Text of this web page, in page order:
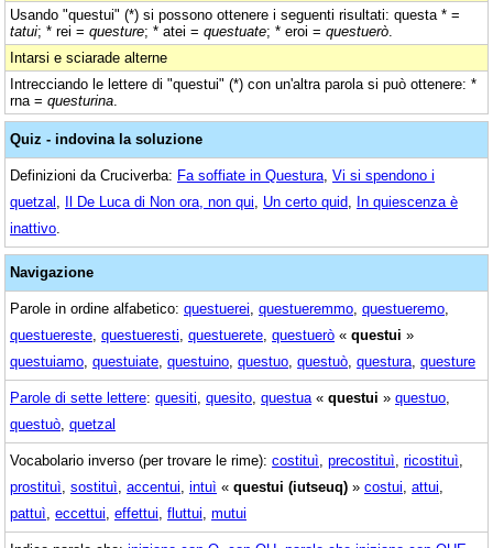
Usando "questui" (*) si possono ottenere i seguenti risultati: questa * =
tatui; * rei = questure; * atei = questuate; * eroi = questuerò
Intarsi e sciarade alterne
Intrecciando le lettere di "questui" (*) con un'altra parola si può ottenere: *
rna = questurina
Quiz - indovina la soluzione
Definizioni da Cruciverba: Fa soffiate in Questura Vi si spendono i
quetzal
Il De Luca di Non ora, non qui Un certo quid In quiescenza è
inattivo
Navigazione
Parole in ordine alfabetico: questuerei questueremmo questueremo
questuereste questueresti questuerete questuerò « questui »
questuiamo questuiate questuino questuo questuò questura questure
Parole di sette lettere: quesiti quesito questua « questui » questuo
questuò quetzal
Vocabolario inverso (per trovare le rime): costituì precostituì ricostituì
prostituì sostituì accentui intuì « questui (iutseuq) » costui attui
pattuì eccettui effettui fluttui mutui